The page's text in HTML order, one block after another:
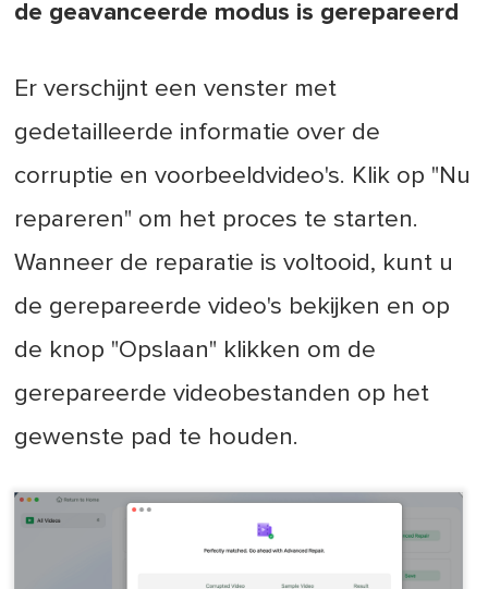
de geavanceerde modus is gerepareerd
Er verschijnt een venster met
gedetailleerde informatie over de
corruptie en voorbeeldvideo's. Klik op "Nu
repareren" om het proces te starten.
Wanneer de reparatie is voltooid, kunt u
de gerepareerde video's bekijken en op
de knop "Opslaan" klikken om de
gerepareerde videobestanden op het
gewenste pad te houden.